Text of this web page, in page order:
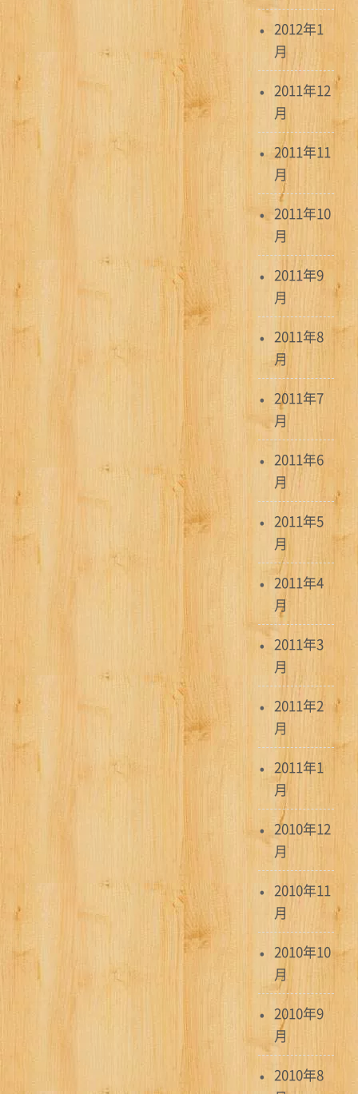
2012年1
月
2011年12
月
2011年11
月
2011年10
月
2011年9
月
2011年8
月
2011年7
月
2011年6
月
2011年5
月
2011年4
月
2011年3
月
2011年2
月
2011年1
月
2010年12
月
2010年11
月
2010年10
月
2010年9
月
2010年8